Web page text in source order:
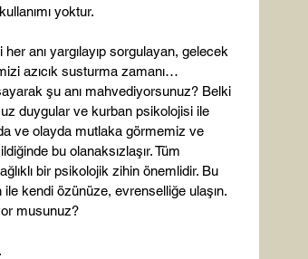
yoktur.
anı yargılayıp sorgulayan, gelecek
azıcık susturma zamanı…
şu anı mahvediyorsunuz? Belki
duygular ve kurban psikolojisi ile
ve olayda mutlaka görmemiz ve
bu olanaksızlaşır. Tüm
bir psikolojik zihin önemlidir. Bu
kendi özünüze, evrenselliğe ulaşın.
musunuz?